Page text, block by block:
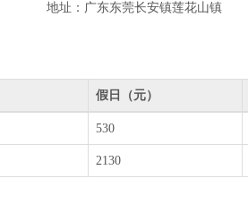
地址：广东东莞长安镇莲花山镇
假日（元）
530
2130